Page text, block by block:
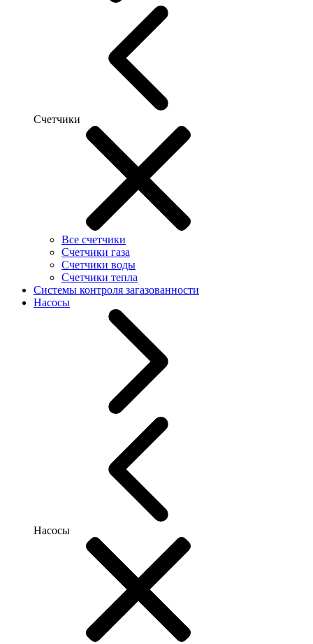
Счетчики
Все счетчики
Счетчики газа
Счетчики воды
Счетчики тепла
Системы контроля загазованности
Насосы
Насосы